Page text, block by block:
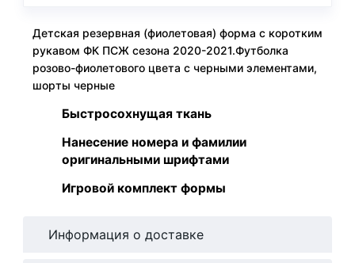
Детская резервная (фиолетовая) форма с коротким
рукавом ФК ПСЖ сезона 2020-2021.Футболка
розово-фиолетового цвета с черными элементами,
шорты черные
Быстросохнущая ткань
Нанесение номера и фамилии
оригинальными шрифтами
Игровой комплект формы
Информация о доставке